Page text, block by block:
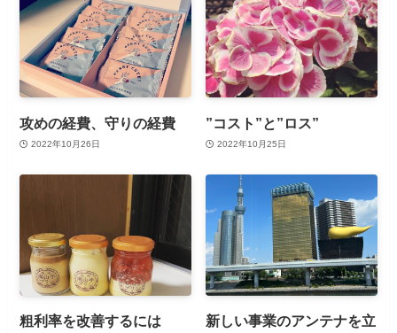
攻めの経費、守りの経費
2022年10月26日
”コスト”と”ロス”
2022年10月25日
粗利率を改善するには
新しい事業のアンテナを立